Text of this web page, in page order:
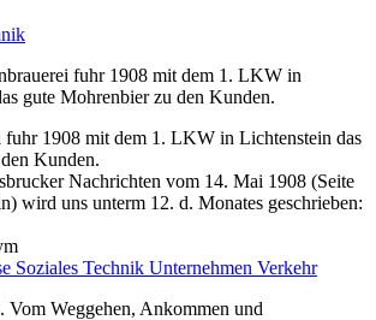
fuhr 1908 mit dem 1. LKW in Lichtenstein das
Kunden.
Nachrichten vom 14. Mai 1908 (Seite
wird uns unterm 12. d. Monates geschrieben:
Soziales Technik Unternehmen Verkehr